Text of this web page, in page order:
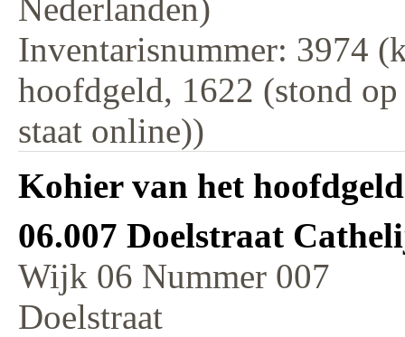
Nederlanden)
Inventarisnummer: 3974
hoofdgeld, 1622 (stond
staat online))
Kohier van het
06.007 Doelstraat
Wijk 06 Nummer 007
Doelstraat